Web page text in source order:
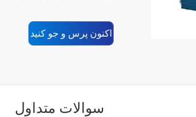
اکنون پرس و جو کنید
سوالات متداول